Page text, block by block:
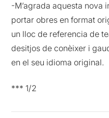
-M’agrada aquesta nova
portar obres en format
un lloc de referencia de
desitjos de conèixer i
en el seu idioma original.
*** 1/2